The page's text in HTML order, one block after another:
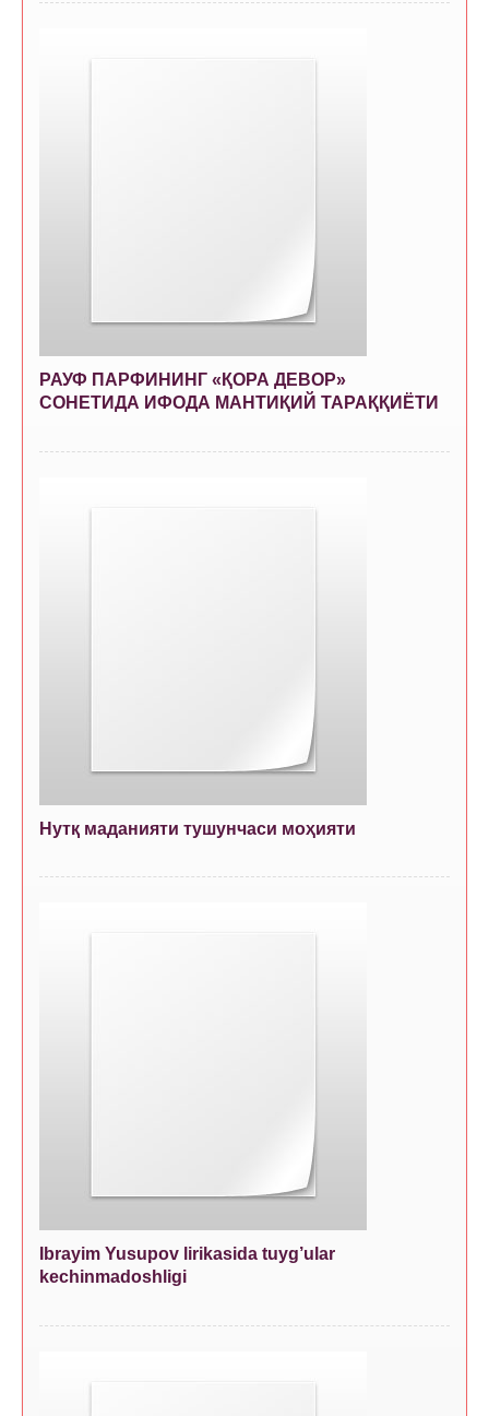
РАУФ ПАРФИНИНГ «ҚОРА ДЕВОР»
СОНЕТИДА ИФОДА МАНТИҚИЙ ТАРАҚҚИЁТИ
Нутқ маданияти тушунчаси моҳияти
Ibrayim Yusupov lirikasida tuyg’ular
kechinmadoshligi